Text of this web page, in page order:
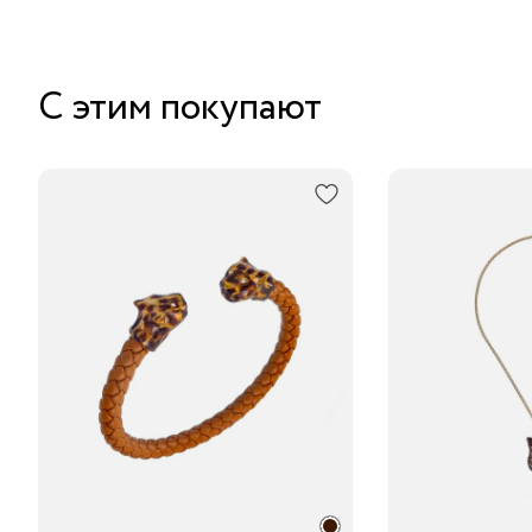
С этим покупают